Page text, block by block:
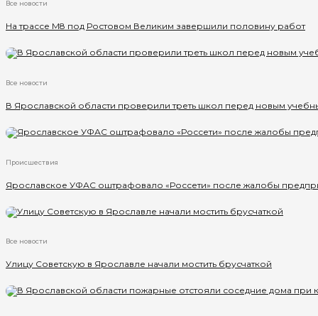
Все новости
На трассе М8 под Ростовом Великим завершили половину работ
Все новости
В Ярославской области проверили треть школ перед новым
Происшествия
Ярославское УФАС оштрафовало «Россети» после жалобы
Все новости
Улицу Советскую в Ярославле начали мостить брусчаткой